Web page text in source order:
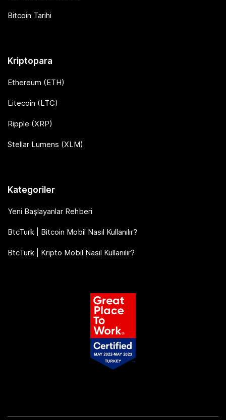
Bitcoin Tarihi
Kriptopara
Ethereum (ETH)
Litecoin (LTC)
Ripple (XRP)
Stellar Lumens (XLM)
Kategoriler
Yeni Başlayanlar Rehberi
BtcTurk | Bitcoin Mobil Nasıl Kullanılır?
BtcTurk | Kripto Mobil Nasıl Kullanılır?